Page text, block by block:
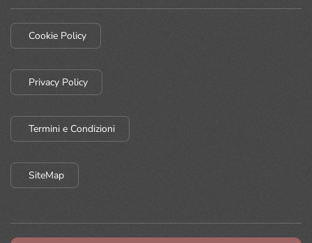
Cookie Policy
Privacy Policy
Termini e Condizioni
SiteMap